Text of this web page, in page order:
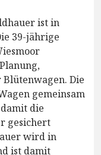
ist in
39-jährige
Die
gemeinsam
die
gesichert
wird in
ist damit